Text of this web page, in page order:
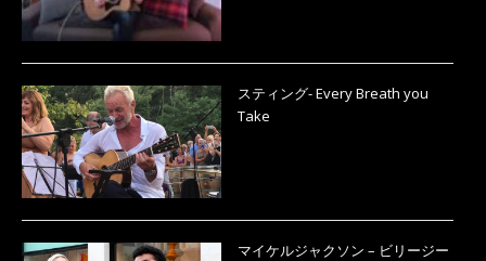
スティング- Every Breath you
Take
マイケルジャクソン – ビリージー